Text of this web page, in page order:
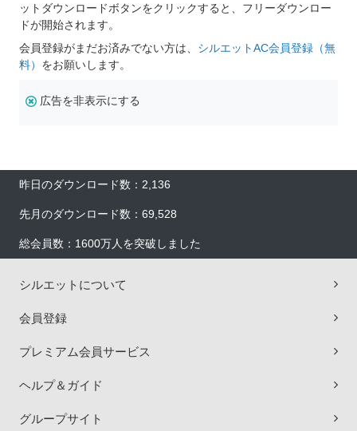
ットダウンロードボタンをクリックすると、フリーダウンロー
ドが開始されます。
会員登録がまだお済みでない方は、 シルエットAC会員登録（無
料） をお願いします。
広告を非表示にする
昨日のダウンロード数：2,136
先月のダウンロード数：69,528
総会員数：1600万人を突破しました
シルエットについて
会員登録
プレミアム会員サービス
ヘルプ＆ガイド
グループサイト